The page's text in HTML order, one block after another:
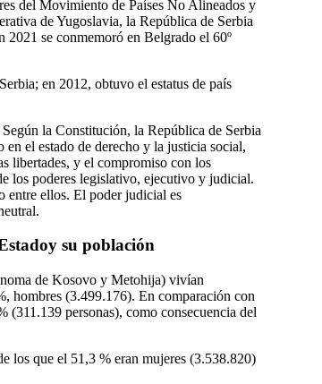
del Movimiento de Países No Alineados y
de Yugoslavia, la República de Serbia
2021 se conmemoró en Belgrado el 60º
en 2012, obtuvo el estatus de país
la Constitución, la República de Serbia
el estado de derecho y la justicia social,
libertades, y el compromiso con los
los poderes legislativo, ejecutivo y judicial.
entre ellos. El poder judicial es
su población
de Kosovo y Metohija) vivían
hombres (3.499.176). En comparación con
(311.139 personas), como consecuencia del
los que el 51,3 % eran mujeres (3.538.820)